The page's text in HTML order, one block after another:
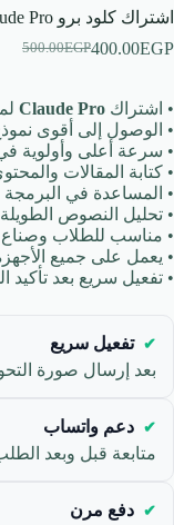
اشتراك كلود برو Claude Pro ( رصيد api )
500.00EGP
السعر
هو:
500.00EGP.
400.00EGP
السعر
هو:
400.00EGP.
• اشتراك Claude Pro
• الوصول إلى أقوى
• سرعة أعلى وأولوية في
• كتابة المقالات
• المساعدة في البرمجة
• تحليل النصوص الطويلة
• مناسب للطلاب وصناع
• يعمل على جميع
• تفعيل سريع بعد تأكيد
تفعيل سريع
بعد إرسال صورة
دعم واتساب
متابعة قبل وبعد
دفع مرن